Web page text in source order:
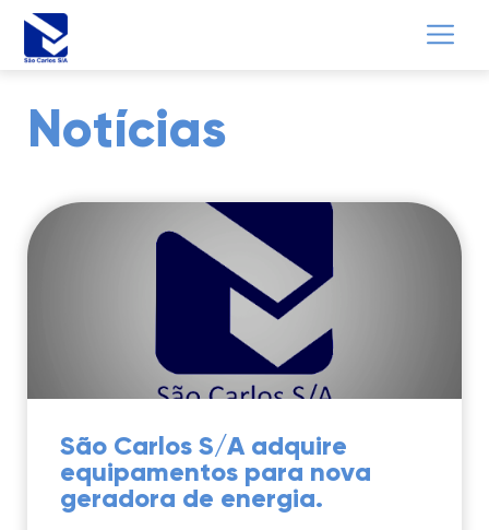
Notícias
São Carlos S/A adquire
equipamentos para nova
geradora de energia.